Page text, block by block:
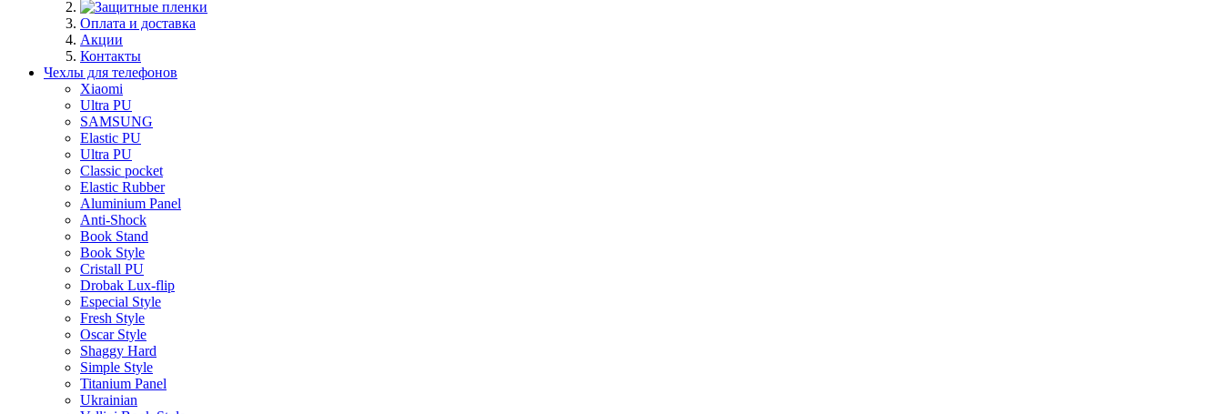
Оплата и доставка
Акции
Контакты
Чехлы для телефонов
Xiaomi
Ultra PU
SAMSUNG
Elastic PU
Ultra PU
Classic pocket
Elastic Rubber
Aluminium Panel
Anti-Shock
Book Stand
Book Style
Cristall PU
Drobak Lux-flip
Especial Style
Fresh Style
Oscar Style
Shaggy Hard
Simple Style
Titanium Panel
Ukrainian